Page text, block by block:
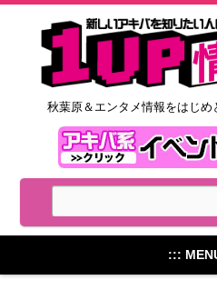
秋葉原＆エンタメ情報をはじ
:::